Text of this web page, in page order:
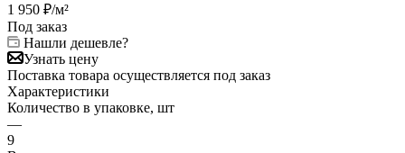
1 950 ₽/м²
Под заказ
Нашли дешевле?
Узнать цену
Поставка товара осуществляется под заказ
Характеристики
Количество в упаковке, шт
—
9